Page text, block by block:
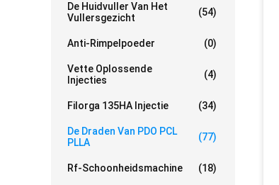
De Huidvuller Van Het
Vullersgezicht
(54)
Anti-Rimpelpoeder (0)
Vette Oplossende
Injecties
(4)
Filorga 135HA Injectie (34)
De Draden Van PDO PCL
PLLA
(77)
Rf-Schoonheidsmachine (18)